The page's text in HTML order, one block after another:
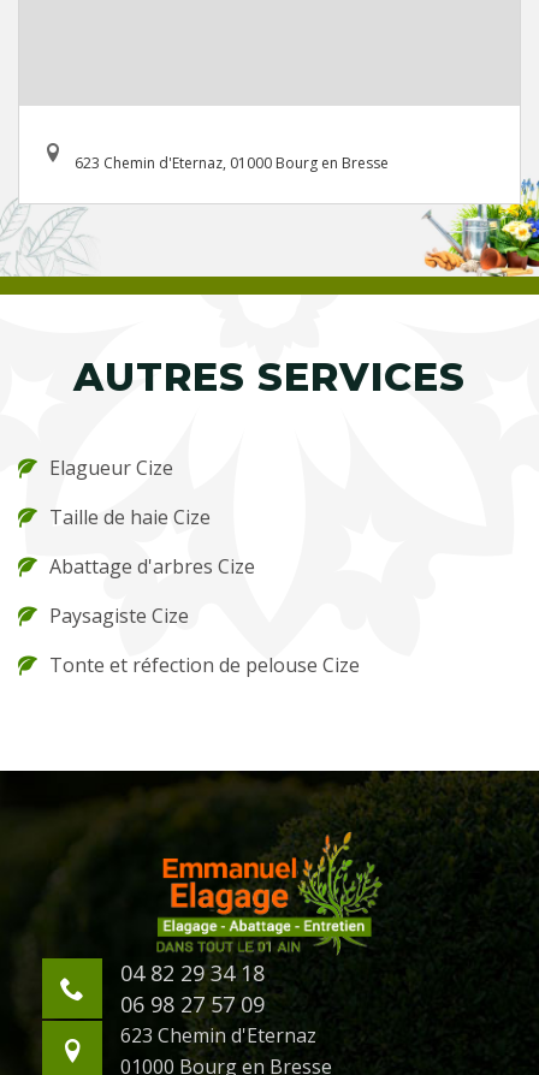
623 Chemin d'Eternaz, 01000 Bourg en Bresse
AUTRES SERVICES
Elagueur Cize
Taille de haie Cize
Abattage d'arbres Cize
Paysagiste Cize
Tonte et réfection de pelouse Cize
04 82 29 34 18
06 98 27 57 09
623 Chemin d'Eternaz
01000 Bourg en Bresse